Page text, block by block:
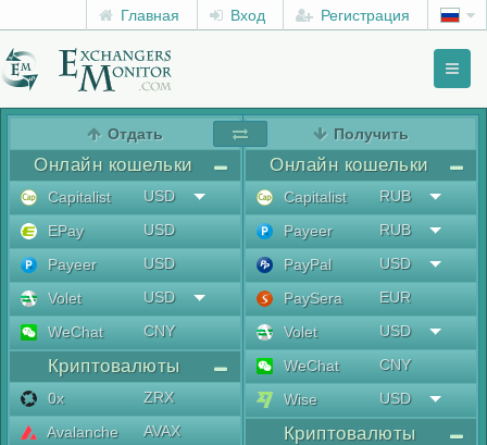
Главная Вход Регистрация
Отдать
Онлайн кошельки
Capitalist
USD
EPay
USD
Payeer
USD
Volet
USD
WeChat
CNY
Криптовалюты
0x
ZRX
Avalanche
AVAX
Получить
Онлайн кошельки
Capitalist
RUB
Payeer
RUB
PayPal
USD
PaySera
EUR
Volet
USD
WeChat
CNY
Wise
USD
Криптовалюты